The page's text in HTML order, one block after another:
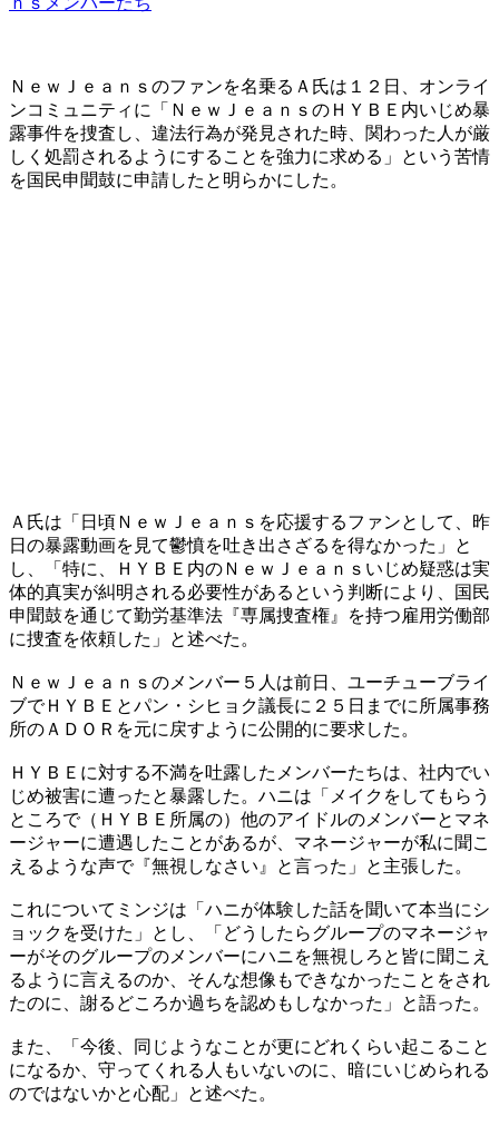
ＮｅｗＪｅａｎｓのファンを名乗るＡ氏は１２日、オンライ
ンコミュニティに「ＮｅｗＪｅａｎｓのＨＹＢＥ内いじめ暴
露事件を捜査し、違法行為が発見された時、関わった人が厳
しく処罰されるようにすることを強力に求める」という苦情
を国民申聞鼓に申請したと明らかにした。
Ａ氏は「日頃ＮｅｗＪｅａｎｓを応援するファンとして、昨
日の暴露動画を見て鬱憤を吐き出さざるを得なかった」と
し、「特に、ＨＹＢＥ内のＮｅｗＪｅａｎｓいじめ疑惑は実
体的真実が糾明される必要性があるという判断により、国民
申聞鼓を通じて勤労基準法『専属捜査権』を持つ雇用労働部
に捜査を依頼した」と述べた。
ＮｅｗＪｅａｎｓのメンバー５人は前日、ユーチューブライ
ブでＨＹＢＥとパン・シヒョク議長に２５日までに所属事務
所のＡＤＯＲを元に戻すように公開的に要求した。
ＨＹＢＥに対する不満を吐露したメンバーたちは、社内でい
じめ被害に遭ったと暴露した。ハニは「メイクをしてもらう
ところで（ＨＹＢＥ所属の）他のアイドルのメンバーとマネ
ージャーに遭遇したことがあるが、マネージャーが私に聞こ
えるような声で『無視しなさい』と言った」と主張した。
これについてミンジは「ハニが体験した話を聞いて本当にシ
ョックを受けた」とし、「どうしたらグループのマネージャ
ーがそのグループのメンバーにハニを無視しろと皆に聞こえ
るように言えるのか、そんな想像もできなかったことをされ
たのに、謝るどころか過ちを認めもしなかった」と語った。
また、「今後、同じようなことが更にどれくらい起こること
になるか、守ってくれる人もいないのに、暗にいじめられる
のではないかと心配」と述べた。